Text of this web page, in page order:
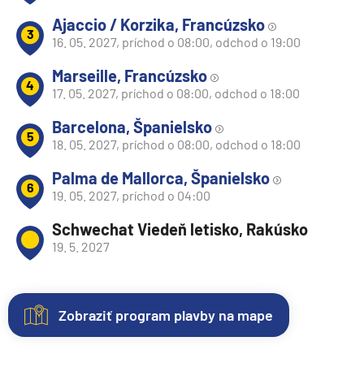
3 Ajaccio / Korzika, Francúzsko
16. 05. 2027, príchod o 08:00, odchod o 19:00
4 Marseille, Francúzsko
17. 05. 2027, príchod o 08:00, odchod o 18:00
5 Barcelona, Španielsko
18. 05. 2027, príchod o 08:00, odchod o 18:00
6 Palma de Mallorca, Španielsko
19. 05. 2027, príchod o 04:00
Schwechat Viedeň letisko, Rakúsko
19. 5. 2027
Zobraziť program plavby na mape